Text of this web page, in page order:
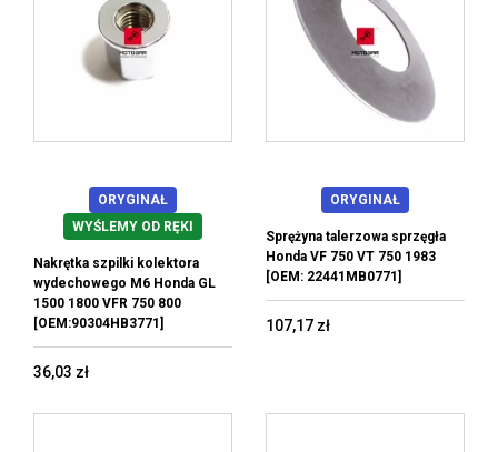
ORYGINAŁ
WYŚLEMY OD RĘKI
Nakrętka szpilki kolektora
wydechowego M6 Honda GL
1500 1800 VFR 750 800
[OEM:90304HB3771]
36,03 zł
ORYGINAŁ
Sprężyna talerzowa sprzęgła
Honda VF 750 VT 750 1983
[OEM: 22441MB0771]
107,17 zł